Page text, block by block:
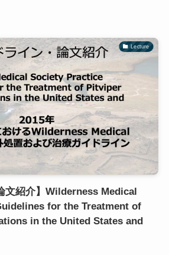
Lecture
文紹介】Wilderness Medical
for the Treatment of
in the United States and